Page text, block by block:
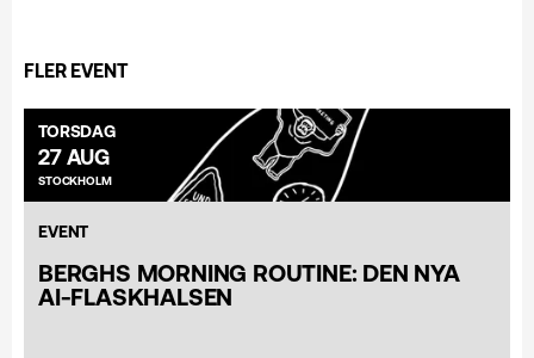
FLER EVENT
TORSDAG
27 AUG
STOCKHOLM
EVENT
BERGHS MORNING ROUTINE: DEN NYA
AI-FLASKHALSEN